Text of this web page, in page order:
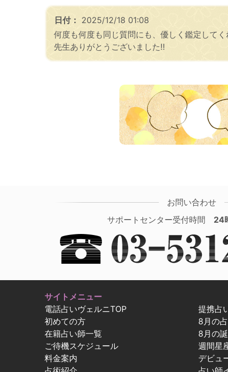
日付： 2025/12/18 01:08
何度も何度も同じ質問にも、優しく鑑定して
先生ありがとうございました‼︎
お問い合わせ
サポートセンター受付時間 24
サイトメニュー
電話占いヴェルニTOP
初めての方
在籍占い師一覧
ご待機スケジュール
料金案内
提携占
8月の
8月の
週間星
デビュ